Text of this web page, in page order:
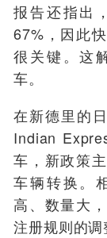
报告还指出
67%，因此
很关键。这
车。
在新德里的
Indian
车，新政策
车辆转换。
高、数量大
注册规则的调